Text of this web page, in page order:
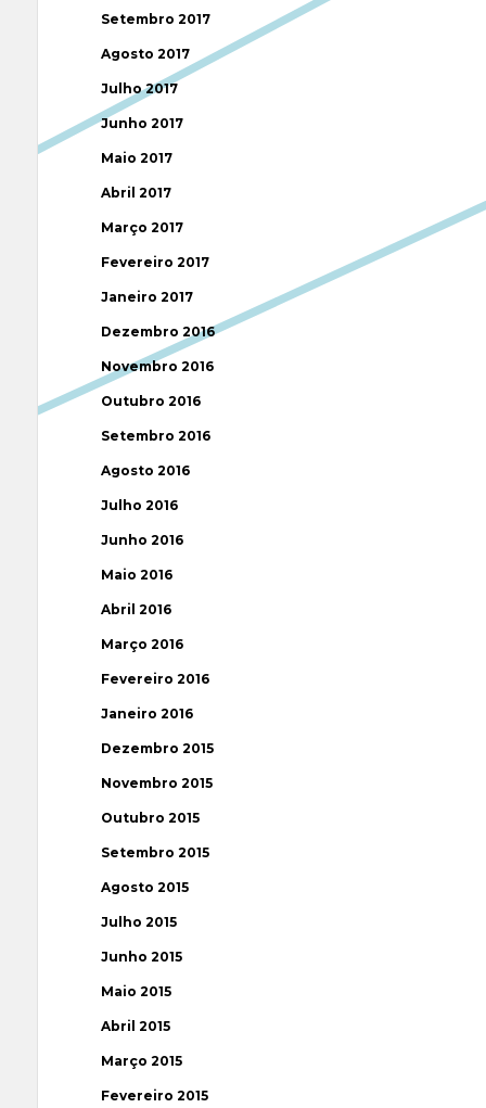
Setembro 2017
Agosto 2017
Julho 2017
Junho 2017
Maio 2017
Abril 2017
Março 2017
Fevereiro 2017
Janeiro 2017
Dezembro 2016
Novembro 2016
Outubro 2016
Setembro 2016
Agosto 2016
Julho 2016
Junho 2016
Maio 2016
Abril 2016
Março 2016
Fevereiro 2016
Janeiro 2016
Dezembro 2015
Novembro 2015
Outubro 2015
Setembro 2015
Agosto 2015
Julho 2015
Junho 2015
Maio 2015
Abril 2015
Março 2015
Fevereiro 2015